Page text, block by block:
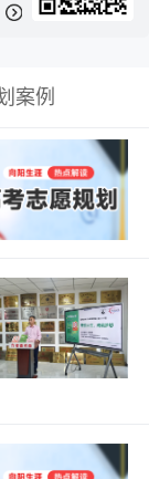
案例